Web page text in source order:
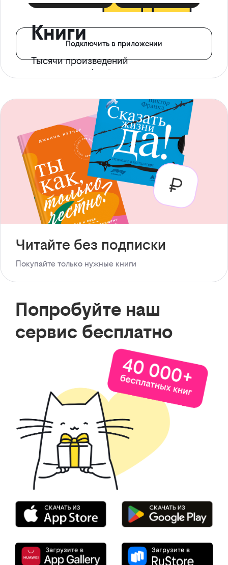
Книги
Тысячи произведений
с доступом офлайн
Подключить в приложении
Читайте без подписки
Покупайте только нужные книги
Попробуйте наш
сервис бесплатно